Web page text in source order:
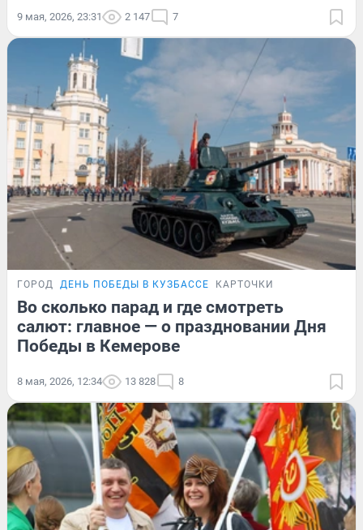
9 мая, 2026, 23:31 2 147 7
ГОРОД ДЕНЬ ПОБЕДЫ В КУЗБАССЕ КАРТОЧКИ
Во сколько парад и где смотреть
салют: главное — о праздновании Дня
Победы в Кемерове
8 мая, 2026, 12:34 13 828 8